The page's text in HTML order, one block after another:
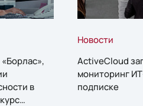
в
Новости
ActiveCloud
мониторинг
подписке